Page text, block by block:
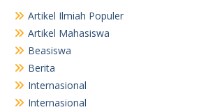
Artikel Ilmiah Populer
Artikel Mahasiswa
Beasiswa
Berita
Internasional
Internasional